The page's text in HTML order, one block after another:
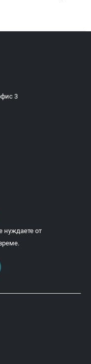
3
нуждаете от